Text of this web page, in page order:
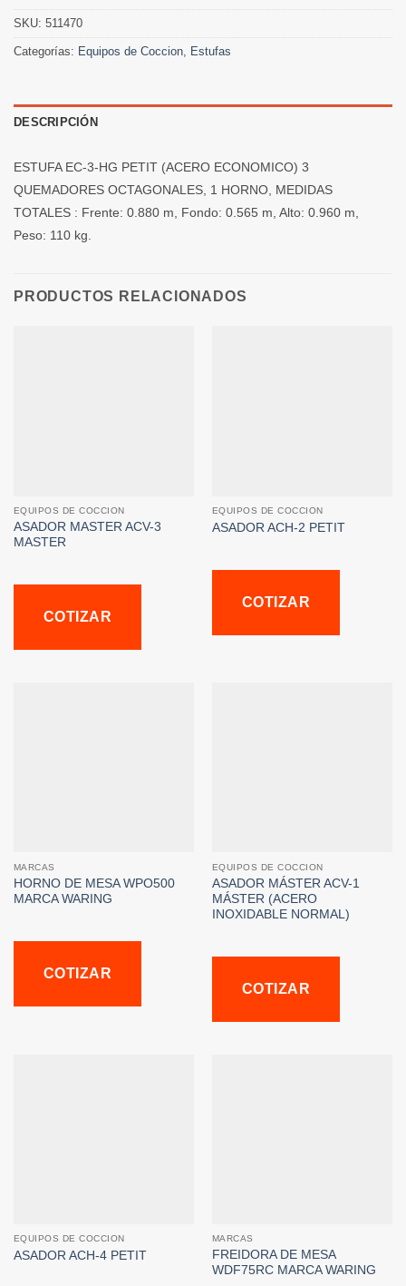
SKU: 511470
Categorías: Equipos de Coccion, Estufas
DESCRIPCIÓN
ESTUFA EC-3-HG PETIT (ACERO ECONOMICO) 3
QUEMADORES OCTAGONALES, 1 HORNO, MEDIDAS
TOTALES : Frente: 0.880 m, Fondo: 0.565 m, Alto: 0.960 m,
Peso: 110 kg.
PRODUCTOS RELACIONADOS
EQUIPOS DE COCCION
ASADOR MASTER ACV-3
MASTER
COTIZAR
EQUIPOS DE COCCION
ASADOR ACH-2 PETIT
COTIZAR
MARCAS
HORNO DE MESA WPO500
MARCA WARING
COTIZAR
EQUIPOS DE COCCION
ASADOR MÁSTER ACV-1
MÁSTER (ACERO
INOXIDABLE NORMAL)
COTIZAR
EQUIPOS DE COCCION
ASADOR ACH-4 PETIT
MARCAS
FREIDORA DE MESA
WDF75RC MARCA WARING